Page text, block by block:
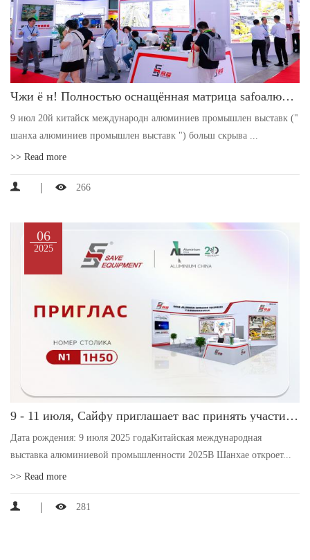
Чжи ё н! Полностью оснащённая матрица safoалюминия представлена на шанхайской выставке алюминия 2025
9 июл 20й китайск международн алюминиев промышлен выставк ("
шанха алюминиев промышлен выставк ") больш скрыва ...
>> Read more
266
06
2025
9 - 11 июля, Сайфу приглашает вас принять участие в Шанхайской международной выставке алюминиевой промышленности 2025
Дата рождения: 9 июля 2025 годаКитайская международная
выставка алюминиевой промышленности 2025В Шанхае откроет...
>> Read more
281